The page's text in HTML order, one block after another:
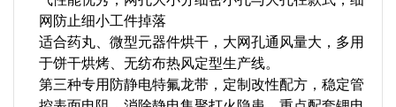
网防止细小工件掉落
适合药丸、微型元器件烘干，大网孔通风量大，多用
于饼干烘烤、无纺布热风定型生产线。
第三种专用防静电特氟龙带，定制改性配方，稳定管